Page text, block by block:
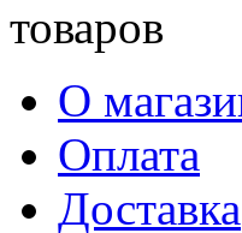
товаров
О
Оплата
Доставка